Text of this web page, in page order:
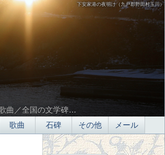
下安家港の夜明け（九戸郡野田村玉川）
曲／全国の文学碑…
歌曲 石碑 その他 メール